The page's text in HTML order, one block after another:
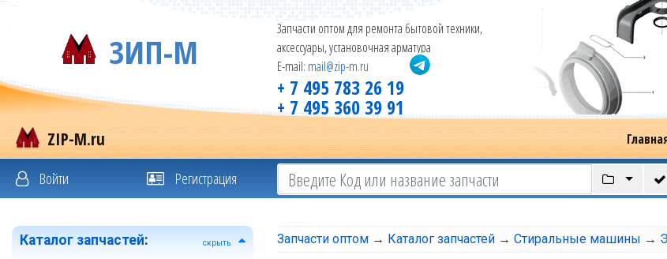
ЗИП-М
Запчасти оптом для ремонта бытовой техники,
аксессуары, установочная арматура
E-mail: mail@zip-m.ru
+ 7 495 783 26 19
+ 7 495 360 39 91
ZIP-M.ru
Войти Регистрация
Каталог запчастей: скрыть Запчасти оптом → Каталог запчастей → Стиральные машины →